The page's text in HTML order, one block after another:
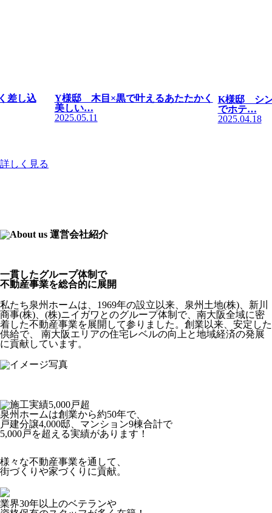
差し込
Y様邸 木目×黒で叶えるあたたかく
美しい…
2025.05.11
K様邸 シン
でホテ…
2025.04.18
詳しく見る
一貫したグループ体制で
不動産事業を総合的に展開
私たち泉州ホームは、1969年の設立以来、泉州土地(株)、新川
商事(株)、(株)ニイガワとのグループ体制で、南大阪全域に密
着した不動産事業を展開して参りました。創業以来、安定した
供給で、 南大阪エリアの住宅レベルの向上と地域経済の発展
に貢献しています。
泉州ホームは創業から約50年で、
戸建分譲4,000邸、マンション9棟合計で
5,000戸を超える実績があります！
様々な不動産事業を通して、
街づくりや家づくりに貢献。
業界30年以上のベテランや